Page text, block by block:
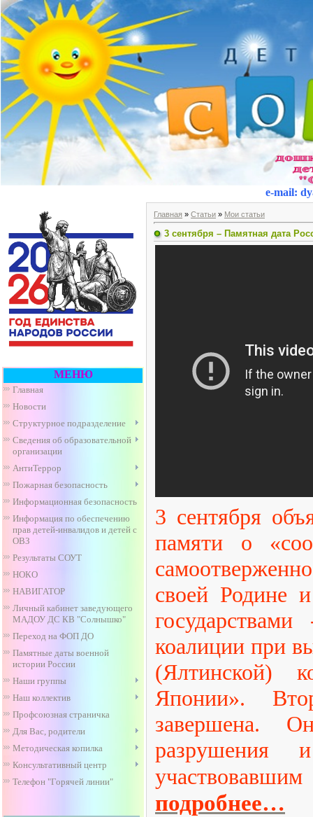
e-mail:
МЕНЮ
Главная
Новости
Структурное подразделение
Сведения об образовательной
организации
АнтиТеррор
Пожарная безопасность
Информационная безопасность
Информация по обеспечению
прав детей-инвалидов и детей с
ОВЗ
Результаты СОУТ
НОКО
НАВИГАТОР
Личный кабинет заведующего
МАДОУ ДС КВ "Солнышко"
Переход на ФОП ДО
Памятные даты военной
истории России
Наши группы
Наш коллектив
Профсоюзная страничка
Для Вас, родители
Методическая копилка
Консультативный центр
Телефон "Горячей линии"
Главная » Статьи » Мои статьи
3 сентября – Памятная дата
3 сентября
памяти о
своей Родине
коалиции при
(Ялтинской)
Японии».
завершена.
разрушения
подробнее…